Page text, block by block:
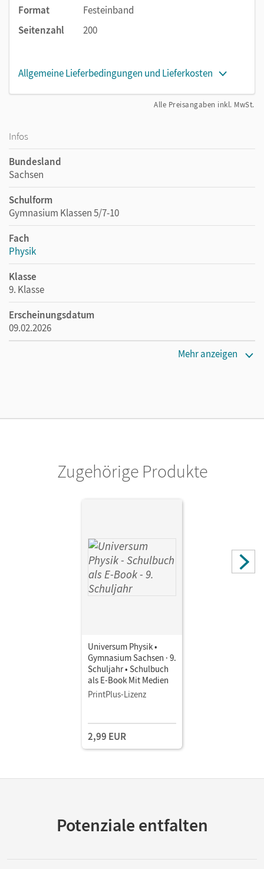
Grundwissenzentrale Inhalte zusammen. Eine
Aufstellung der bis dahin erworbenen Kompetenzen
Format
Festeinband
Seitenzahl
200
Allgemeine Lieferbedingungen und Lieferkosten
Alle Preisangaben inkl. MwSt.
Infos
Bundesland
Sachsen
Schulform
Gymnasium Klassen 5/7-10
Fach
Physik
Klasse
9. Klasse
Erscheinungsdatum
09.02.2026
Mehr anzeigen
Zugehörige Produkte
Universum Physik •
Gymnasium Sachsen · 9.
Schuljahr • Schulbuch
als E-Book Mit Medien
PrintPlus-Lizenz
2,99 EUR
Potenziale entfalten